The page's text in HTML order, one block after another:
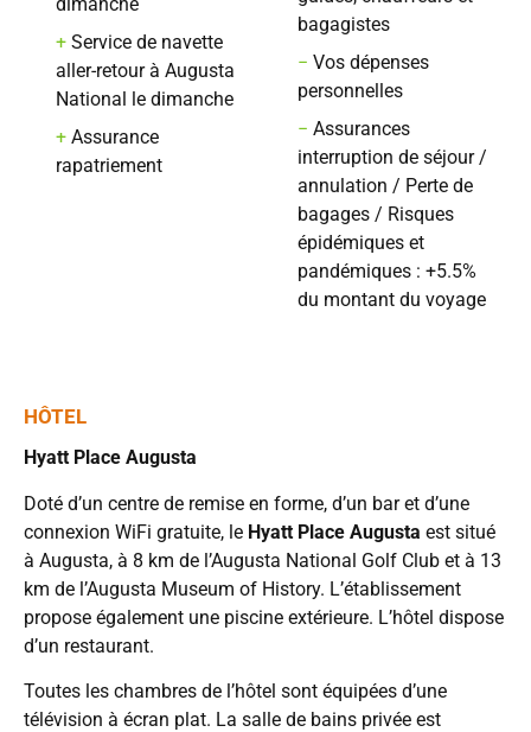
+ Service de navette
aller-retour à Augusta
National le dimanche
+ Assurance
rapatriement
bagagistes
−Vos dépenses
personnelles
−Assurances
interruption de séjour /
annulation / Perte de
bagages / Risques
épidémiques et
pandémiques : +5.5%
du montant du voyage
HÔTEL
Hyatt Place Augusta
Doté d’un centre de remise en forme, d’un bar et d’une
connexion WiFi gratuite, le Hyatt Place Augusta est situé
à Augusta, à 8 km de l’Augusta National Golf Club et à 13
km de l’Augusta Museum of History. L’établissement
propose également une piscine extérieure. L’hôtel dispose
d’un restaurant.
Toutes les chambres de l’hôtel sont équipées d’une
télévision à écran plat. La salle de bains privée est